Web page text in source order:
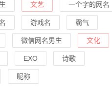
文艺 一个字的网名
游戏名 霸气
微信网名男生 文化
EXO 诗歌
昵称